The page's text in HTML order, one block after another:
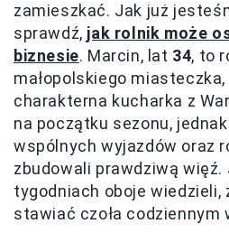
zamieszkać. Jak już
sprawdź, jak rolnik może
biznesie. Marcin, lat 34, to
małopolskiego miasteczka,
charakterna kucharka z
na początku sezonu,
wspólnych wyjazdów oraz
zbudowali prawdziwą więź.
tygodniach oboje wiedzieli,
stawiać czoła codziennym